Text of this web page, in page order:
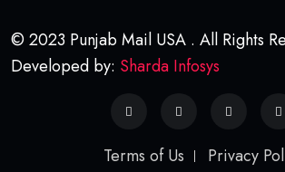
© 2023 Punjab Mail USA . All Rights
Developed by: Sharda Infosys
Terms of Us Privacy